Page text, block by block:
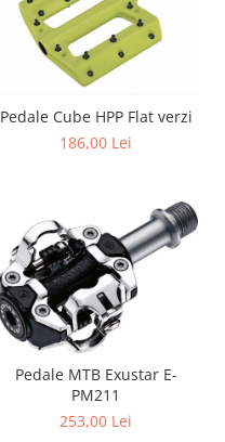
Pedale Cube HPP Flat verzi
186,00 Lei
Pedale MTB Exustar E-
PM211
253,00 Lei